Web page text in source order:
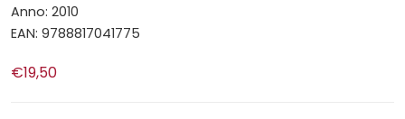
Anno: 2010
EAN: 9788817041775
€19,50